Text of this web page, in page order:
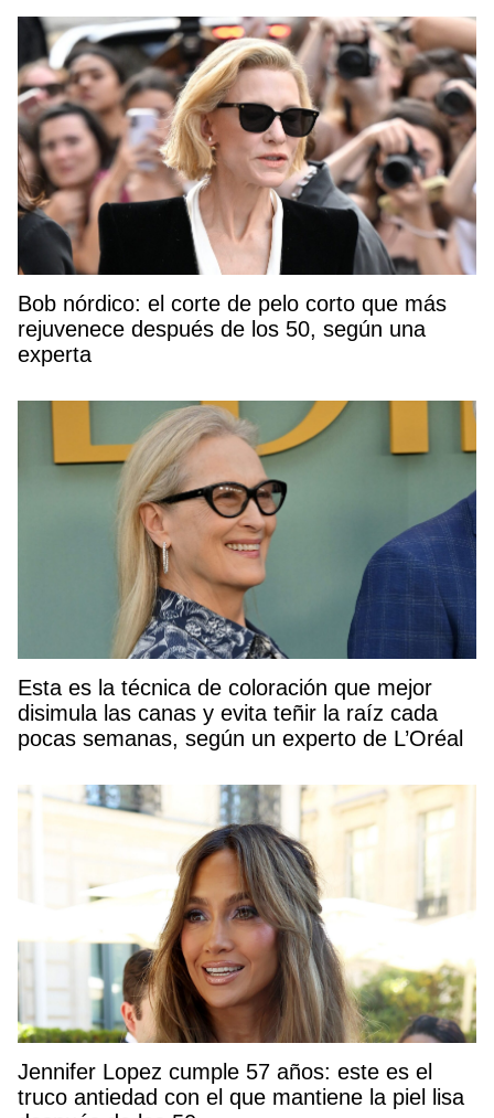
Bob nórdico: el corte de pelo corto que más
rejuvenece después de los 50, según una
experta
Esta es la técnica de coloración que mejor
disimula las canas y evita teñir la raíz cada
pocas semanas, según un experto de L’Oréal
Jennifer Lopez cumple 57 años: este es el
truco antiedad con el que mantiene la piel lisa